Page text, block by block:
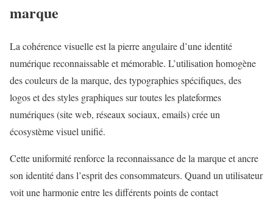
marque
La cohérence visuelle est la pierre angulaire d’une identité
numérique reconnaissable et mémorable. L’utilisation homogène
des couleurs de la marque, des typographies spécifiques, des
logos et des styles graphiques sur toutes les plateformes
numériques (site web, réseaux sociaux, emails) crée un
écosystème visuel unifié.
Cette uniformité renforce la reconnaissance de la marque et ancre
son identité dans l’esprit des consommateurs. Quand un utilisateur
voit une harmonie entre les différents points de contact